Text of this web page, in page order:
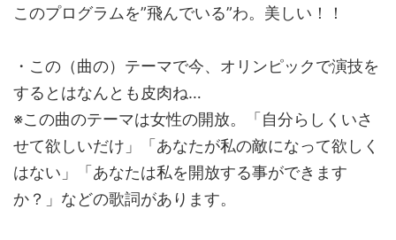
このプログラムを”飛んでいる”わ。美しい！！
・この（曲の）テーマで今、オリンピックで演技を
するとはなんとも皮肉ね…
※この曲のテーマは女性の開放。「自分らしくいさ
せて欲しいだけ」「あなたが私の敵になって欲しく
はない」「あなたは私を開放する事ができます
か？」などの歌詞があります。